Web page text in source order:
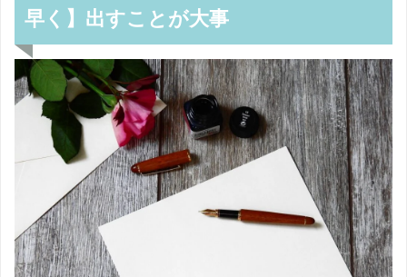
早く】出すことが大事